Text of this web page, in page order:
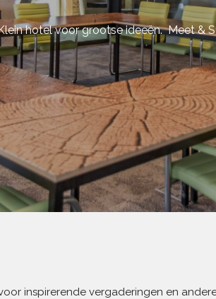
hotel voor grootse ideeën. Meet &
inspirerende vergaderingen en